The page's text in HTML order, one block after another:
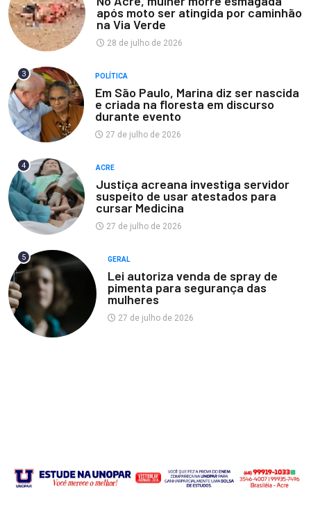
após moto ser atingida por caminhão
na Via Verde
28 de julho de 2026
3 POLÍTICA
Em São Paulo, Marina diz ser nascida
e criada na floresta em discurso
durante evento
27 de julho de 2026
4 ACRE
Justiça acreana investiga servidor
suspeito de usar atestados para
cursar Medicina
27 de julho de 2026
5 GERAL
Lei autoriza venda de spray de
pimenta para segurança das
mulheres
27 de julho de 2026